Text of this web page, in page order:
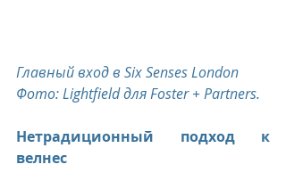
Главный вход в Six Senses London
Фото: Lightfield для Foster + Partners.
Нетрадиционный подход к
велнес